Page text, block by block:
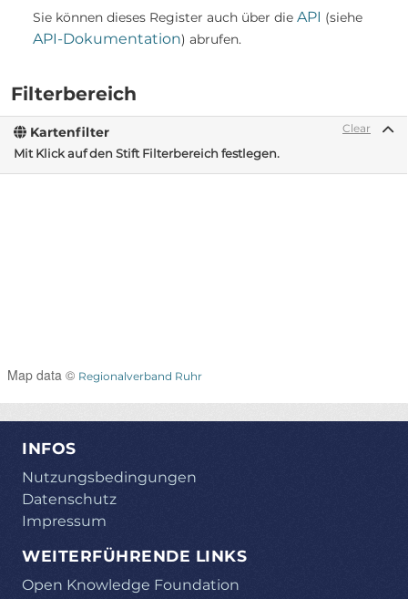
Filterbereich
Clear
Kartenfilter
Mit Klick auf den Stift Filterbereich festlegen.
Map data © Regionalverband Ruhr
Sie können dieses Register auch über die API (siehe
API-Dokumentation) abrufen.
INFOS
Nutzungsbedingungen
Datenschutz
Impressum
WEITERFÜHRENDE LINKS
Open Knowledge Foundation